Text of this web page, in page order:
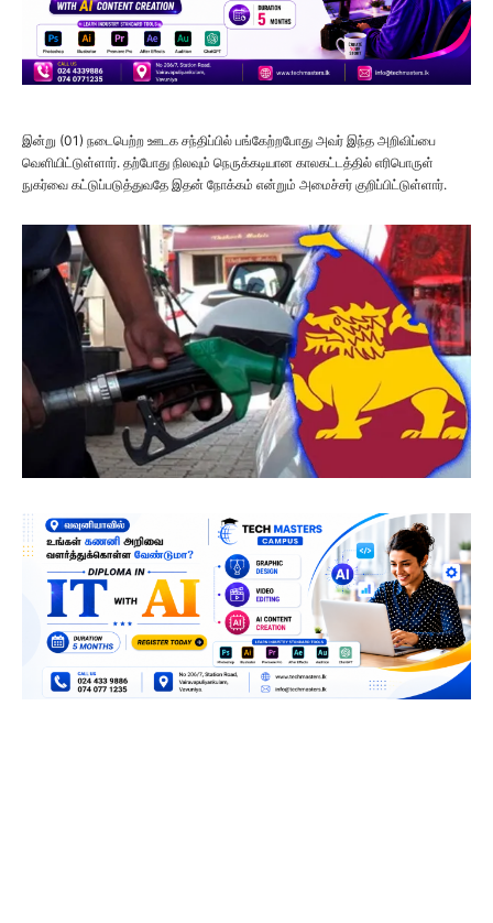
இன்று (01) நடைபெற்ற ஊடக சந்திப்பில் பங்கேற்றபோது அவர் இந்த அறிவிப்பை
வெளியிட்டுள்ளார். தற்போது நிலவும் நெருக்கடியான காலகட்டத்தில் எரிபொருள்
நுகர்வை கட்டுப்படுத்துவதே இதன் நோக்கம் என்றும் அமைச்சர் குறிப்பிட்டுள்ளார்.